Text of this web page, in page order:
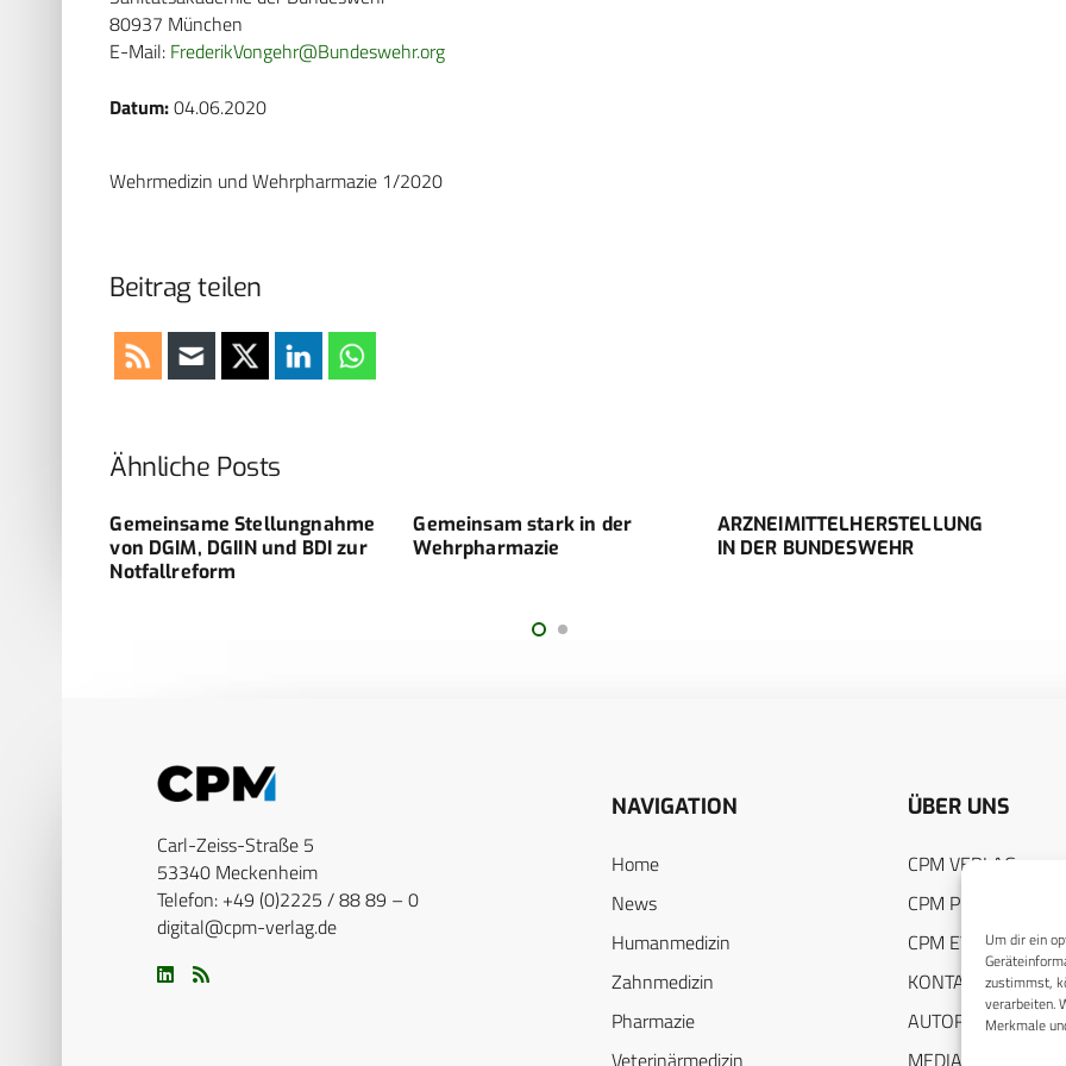
Um dir ein
zustimmst,
verarbeiten.
Merkmale
80937 München
E-Mail: FrederikVongehr@Bundeswehr.org
Datum:04.06.2020
Wehrmedizin und Wehrpharmazie 1/2020
Beitrag teilen
Ähnliche Posts
Gemeinsame Stellungnahme
von DGIM, DGIIN und BDI zur
Notfallreform
Gemeinsam stark in der
Wehrpharmazie
ARZNEIMITTELHERSTELLUNG
IN DER BUNDESWEHR
Carl-Zeiss-Straße 5
53340 Meckenheim
Telefon: +49 (0)2225 / 88 89 – 0
digital@cpm-verlag.de
NAVIGATION
Home
News
Humanmedizin
Zahnmedizin
Pharmazie
Veterinärmedizin
ÜBER UNS
CPM VERLAG
CPM PUBLICATIONS
CPM EVENTS
KONTAKT
MEDIADATEN